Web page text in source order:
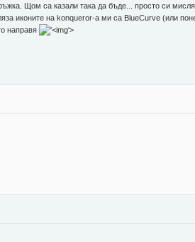
Щом са казали така да бъде... просто си
иконите на konqueror-а ми са BlueCurve (или
направя
'>